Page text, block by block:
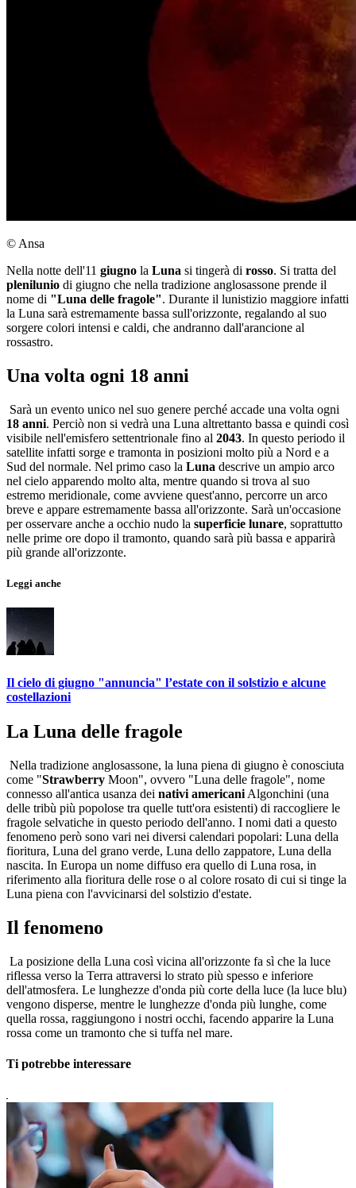
© Ansa
Nella notte dell'11 giugno la Luna si tingerà di rosso. Si tratta del
plenilunio di giugno che nella tradizione anglosassone prende il
nome di "Luna delle fragole". Durante il lunistizio maggiore infatti
la Luna sarà estremamente bassa sull'orizzonte, regalando al suo
sorgere colori intensi e caldi, che andranno dall'arancione al
rossastro.
Una volta ogni 18 anni
Sarà un evento unico nel suo genere perché accade una volta ogni
18 anni. Perciò non si vedrà una Luna altrettanto bassa e quindi così
visibile nell'emisfero settentrionale fino al 2043. In questo periodo il
satellite infatti sorge e tramonta in posizioni molto più a Nord e a
Sud del normale. Nel primo caso la Luna descrive un ampio arco
nel cielo apparendo molto alta, mentre quando si trova al suo
estremo meridionale, come avviene quest'anno, percorre un arco
breve e appare estremamente bassa all'orizzonte. Sarà un'occasione
per osservare anche a occhio nudo la superficie lunare, soprattutto
nelle prime ore dopo il tramonto, quando sarà più bassa e apparirà
più grande all'orizzonte.
Leggi anche
Il cielo di giugno "annuncia" l’estate con il solstizio e alcune
costellazioni
La Luna delle fragole
Nella tradizione anglosassone, la luna piena di giugno è conosciuta
come "Strawberry Moon", ovvero "Luna delle fragole", nome
connesso all'antica usanza dei nativi americani Algonchini (una
delle tribù più popolose tra quelle tutt'ora esistenti) di raccogliere le
fragole selvatiche in questo periodo dell'anno. I nomi dati a questo
fenomeno però sono vari nei diversi calendari popolari: Luna della
fioritura, Luna del grano verde, Luna dello zappatore, Luna della
nascita. In Europa un nome diffuso era quello di Luna rosa, in
riferimento alla fioritura delle rose o al colore rosato di cui si tinge la
Luna piena con l'avvicinarsi del solstizio d'estate.
Il fenomeno
La posizione della Luna così vicina all'orizzonte fa sì che la luce
riflessa verso la Terra attraversi lo strato più spesso e inferiore
dell'atmosfera. Le lunghezze d'onda più corte della luce (la luce blu)
vengono disperse, mentre le lunghezze d'onda più lunghe, come
quella rossa, raggiungono i nostri occhi, facendo apparire la Luna
rossa come un tramonto che si tuffa nel mare.
Ti potrebbe interessare